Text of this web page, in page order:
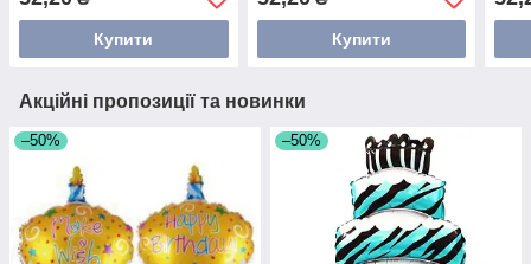
Купити Купити
Акційні пропозиції та новинки
–50% –50%